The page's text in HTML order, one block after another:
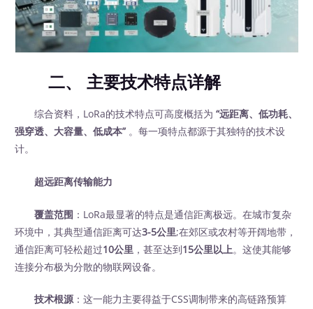
二、 主要技术特点详解
综合资料，LoRa的技术特点可高度概括为 ‍“远距离、低功耗、
强穿透、大容量、低成本” ‍ 。每一项特点都源于其独特的技术设
计。
超远距离传输能力
覆盖范围 ：LoRa最显著的特点是通信距离极远。在城市复杂
环境中，其典型通信距离可达3-5公里;在郊区或农村等开阔地带，
通信距离可轻松超过10公里 ，甚至达到15公里以上。这使其能够
连接分布极为分散的物联网设备。
技术根源：这一能力主要得益于CSS调制带来的高链路预算